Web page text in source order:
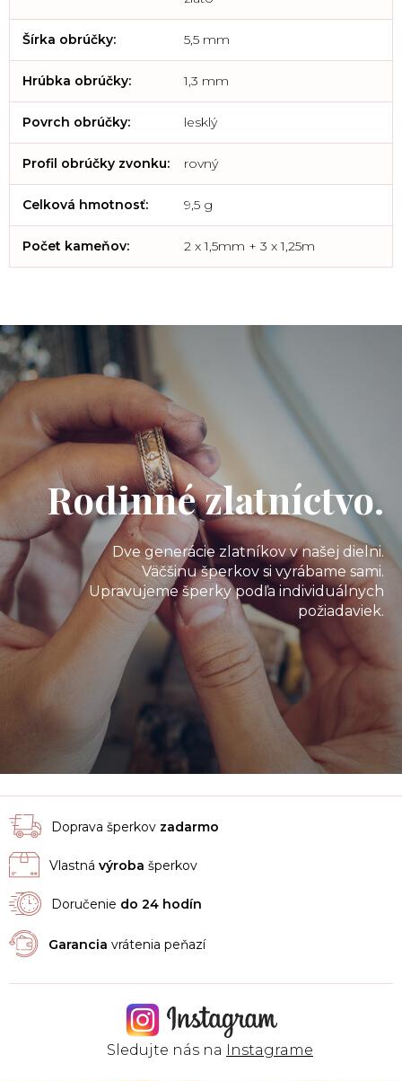
Šírka obrúčky: 5,5 mm
Hrúbka obrúčky: 1,3 mm
Povrch obrúčky: lesklý
Profil obrúčky zvonku: rovný
Celková hmotnosť: 9,5 g
Počet kameňov: 2 x 1,5mm + 3 x 1,25m
Rodinné zlatníctvo.
Dve generácie zlatníkov v našej dielni.
Väčšinu šperkov si vyrábame sami.
Upravujeme šperky podľa individuálnych
požiadaviek.
Doprava šperkov zadarmo
Vlastná výroba šperkov
Doručenie do 24 hodín
Garancia vrátenia peňazí
Sledujte nás na Instagrame